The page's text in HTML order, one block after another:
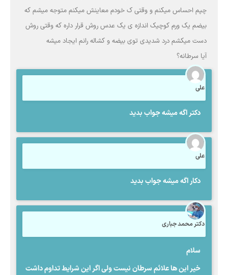
چپم احساس میکنم و وقتی ک خودم معاینش میکنم متوجه میشم که
بیضم یک ورم کوچیک اندازه ی یک عدس روش قرار داره که وقتی روش
دست میکشم درد شدیدی توی بیضه و کشاله رانم ایجاد میشه
آیا سرطانه؟
علی
دکتر اگه میشه جواب بدید
علی
دکار اگه میشه جواب بدید
دکتر محمد جباری
سلام
خیر این ها علائم سرطان نیست ولی اگر این شرایط تداوم داشت